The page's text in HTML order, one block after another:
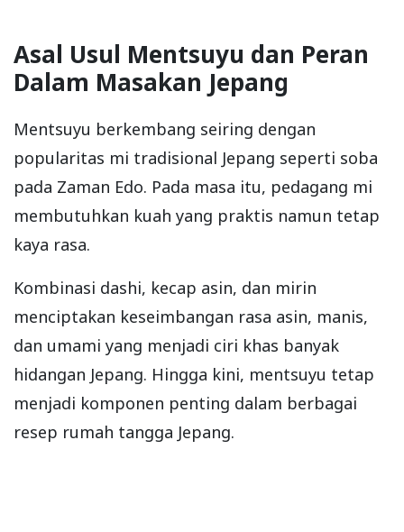
Asal Usul Mentsuyu dan Peran
Dalam Masakan Jepang
Mentsuyu berkembang seiring dengan
popularitas mi tradisional Jepang seperti soba
pada Zaman Edo. Pada masa itu, pedagang mi
membutuhkan kuah yang praktis namun tetap
kaya rasa.
Kombinasi dashi, kecap asin, dan mirin
menciptakan keseimbangan rasa asin, manis,
dan umami yang menjadi ciri khas banyak
hidangan Jepang. Hingga kini, mentsuyu tetap
menjadi komponen penting dalam berbagai
resep rumah tangga Jepang.